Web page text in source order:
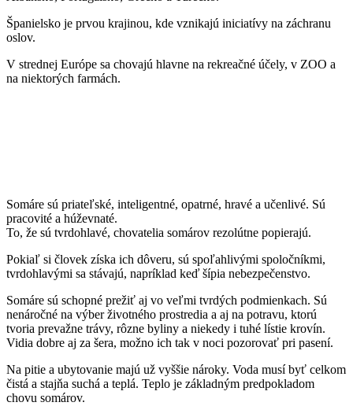
Španielsko je prvou krajinou, kde vznikajú iniciatívy na záchranu
oslov.
V strednej Európe sa chovajú hlavne na rekreačné účely, v ZOO a
na niektorých farmách.
Somáre sú priateľské, inteligentné, opatrné, hravé a učenlivé. Sú
pracovité a húževnaté.
To, že sú tvrdohlavé, chovatelia somárov rezolútne popierajú.
Pokiaľ si človek získa ich dôveru, sú spoľahlivými spoločníkmi,
tvrdohlavými sa stávajú, napríklad keď šípia nebezpečenstvo.
Somáre sú schopné prežiť aj vo veľmi tvrdých podmienkach. Sú
nenáročné na výber životného prostredia a aj na potravu, ktorú
tvoria prevažne trávy, rôzne byliny a niekedy i tuhé lístie krovín.
Vidia dobre aj za šera, možno ich tak v noci pozorovať pri pasení.
Na pitie a ubytovanie majú už vyššie nároky. Voda musí byť celkom
čistá a stajňa suchá a teplá. Teplo je základným predpokladom
chovu somárov.